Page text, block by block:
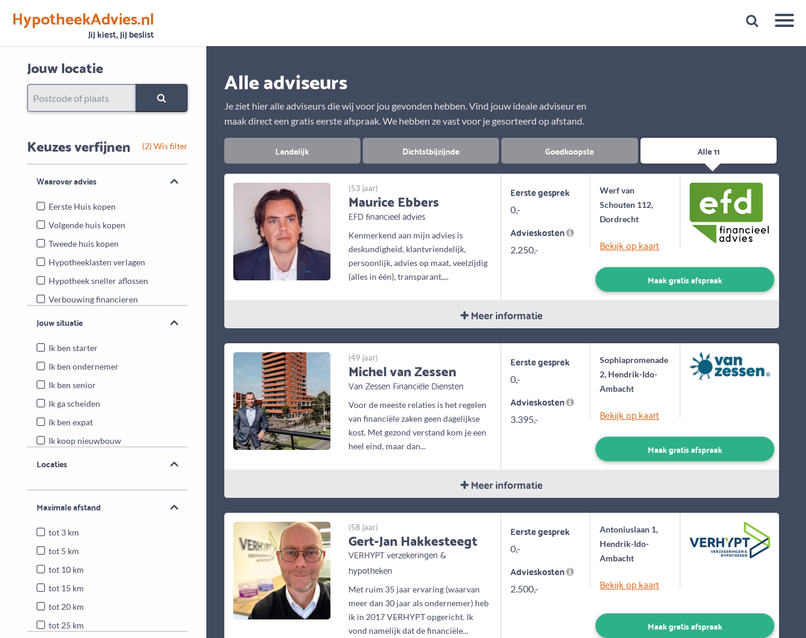
HypotheekAdvies.nl
Jij kiest, jij beslist
VertrouwenAlle basisgegevens zijn gecontroleerd Plan een gratis 1e gesprek binnen 1 minuut
Jouw locatie
Keuzes verfijnen (2) Wis filter
Waarover advies
Eerste Huis kopen
Volgende huis kopen
Tweede huis kopen
Hypotheeklasten verlagen
Hypotheek sneller aflossen
Verbouwing financieren
Energiebesparende maatregelen
Jouw situatie
Ik ben starter
Ik ben ondernemer
Ik ben senior
Ik ga scheiden
Ik ben expat
Ik koop nieuwbouw
Locaties
Maximale afstand
tot 3 km
tot 5 km
tot 10 km
tot 15 km
tot 20 km
tot 25 km
Alle adviseurs
Je ziet hier alle adviseurs die wij voor jou gevonden hebben. Vind jouw ideale adviseur en
maak direct een gratis eerste afspraak. We hebben ze vast voor je gesorteerd op afstand.
Landelijk Dichtstbijzijnde Goedkoopste Alle 11
(53 jaar)
Maurice Ebbers
EFD financieel advies
Kenmerkend aan mijn advies is
deskundigheid, klantvriendelijk,
persoonlijk, advies op maat, veelzijdig
(alles in één), transparant,...
Eerste gesprek
0,-
Advieskosten
2.250,-
Werf van
Schouten 112,
Dordrecht
Bekijk op kaart
Maak gratis afspraak
Meer informatie
(49 jaar)
Michel van Zessen
Van Zessen Financiële Diensten
Voor de meeste relaties is het regelen
van financiële zaken geen dagelijkse
kost. Met gezond verstand kom je een
heel eind, maar dan...
Eerste gesprek
0,-
Advieskosten
3.395,-
Sophiapromenade
2, Hendrik-Ido-
Ambacht
Bekijk op kaart
Maak gratis afspraak
Meer informatie
(58 jaar)
Gert-Jan Hakkesteegt
VERHYPT verzekeringen &
hypotheken
Met ruim 35 jaar ervaring (waarvan
meer dan 30 jaar als ondernemer) heb
ik in 2017 VERHYPT opgericht. Ik
vond namelijk dat de financiële...
Eerste gesprek
0,-
Advieskosten
2.500,-
Antoniuslaan 1,
Hendrik-Ido-
Ambacht
Bekijk op kaart
Maak gratis afspraak